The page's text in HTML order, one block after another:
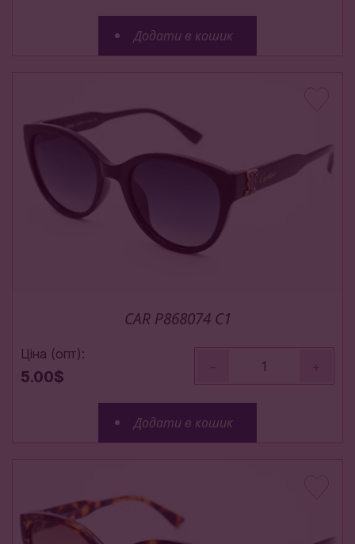
Додати в кошик
CAR P868074 C1
Ціна (опт):
5.00$
- +
Додати в кошик